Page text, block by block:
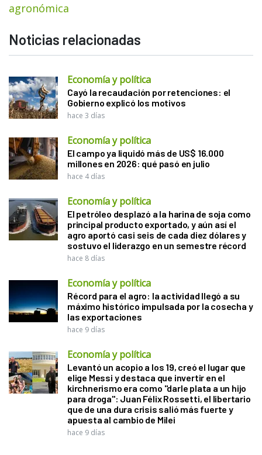
agronómica
Noticias relacionadas
Economía y política
Cayó la recaudación por retenciones: el
Gobierno explicó los motivos
hace 3 días
Economía y política
El campo ya liquidó más de US$ 16.000
millones en 2026: qué pasó en julio
hace 4 días
Economía y política
El petróleo desplazó a la harina de soja como
principal producto exportado, y aún así el
agro aportó casi seis de cada diez dólares y
sostuvo el liderazgo en un semestre récord
hace 8 días
Economía y política
Récord para el agro: la actividad llegó a su
máximo histórico impulsada por la cosecha y
las exportaciones
hace 9 días
Economía y política
Levantó un acopio a los 19, creó el lugar que
elige Messi y destaca que invertir en el
kirchnerismo era como "darle plata a un hijo
para droga": Juan Félix Rossetti, el libertario
que de una dura crisis salió más fuerte y
apuesta al cambio de Milei
hace 9 días